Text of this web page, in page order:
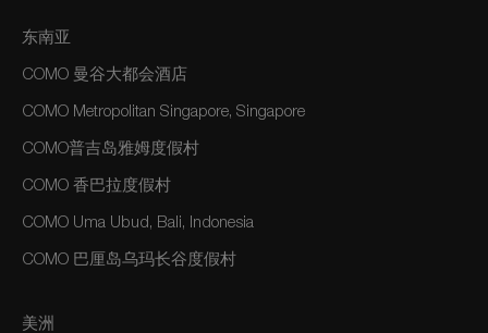
东南亚
COMO 曼谷大都会酒店
COMO Metropolitan Singapore, Singapore
COMO普吉岛雅姆度假村
COMO 香巴拉度假村
COMO Uma Ubud, Bali, Indonesia
COMO 巴厘岛乌玛长谷度假村
美洲